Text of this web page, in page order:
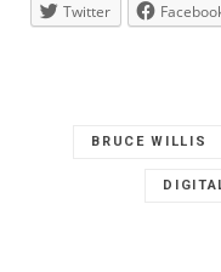
Twitter
BRUCE WILLIS